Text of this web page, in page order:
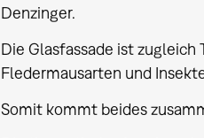
Denzinger.
Die Glasfassade ist
Fledermausarten und
Somit kommt beides